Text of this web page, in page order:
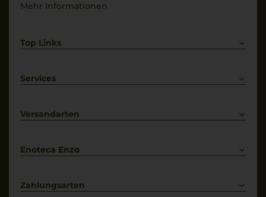
Mehr Informationen
Top Links
Weißwein
Services
Kontakt
Versandarten
Enoteca Enzo
Bewertungs-Richtlinien
Zahlungsarten